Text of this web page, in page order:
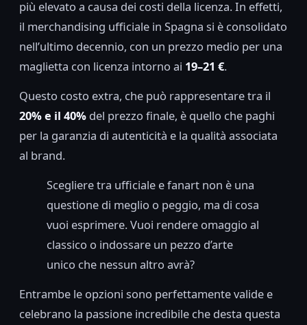
più elevato a causa dei costi della licenza. In effetti,
il merchandising ufficiale in Spagna si è consolidato
nell’ultimo decennio, con un prezzo medio per una
maglietta con licenza intorno ai 19–21 €.
Questo costo extra, che può rappresentare tra il
20% e il 40% del prezzo finale, è quello che paghi
per la garanzia di autenticità e la qualità associata
al brand.
Scegliere tra ufficiale e fanart non è una
questione di meglio o peggio, ma di cosa
vuoi esprimere. Vuoi rendere omaggio al
classico o indossare un pezzo d’arte
unico che nessun altro avrà?
Entrambe le opzioni sono perfettamente valide e
celebrano la passione incredibile che desta questa